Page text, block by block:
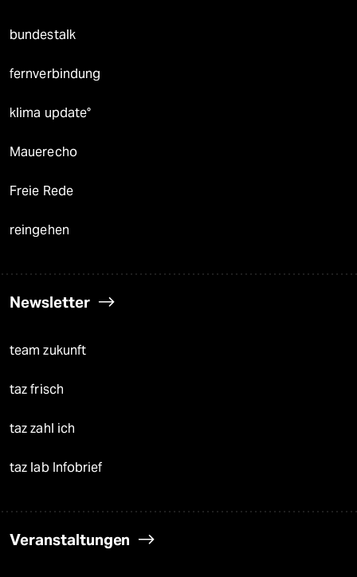
bundestalk
fernverbindung
klima update°
Mauerecho
Freie Rede
reingehen
Newsletter
team zukunft
taz frisch
taz zahl ich
taz lab Infobrief
Veranstaltungen